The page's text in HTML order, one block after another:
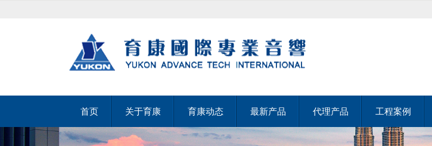
首页 关于育康 育康动态 最新产品 代理产品 工程案例